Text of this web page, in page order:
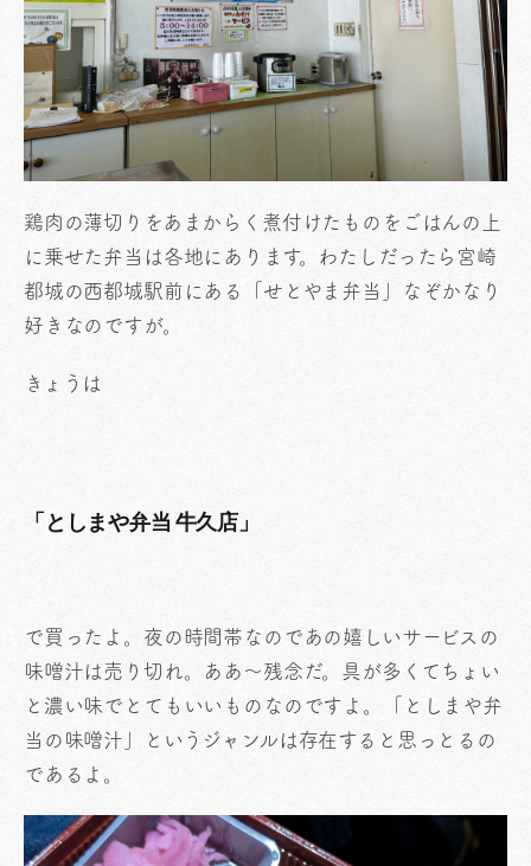
鶏肉の薄切りをあまからく煮付けたものをごはんの上
に乗せた弁当は各地にあります。わたしだったら宮崎
都城の西都城駅前にある「せとやま弁当」なぞかなり
好きなのですが。
きょうは
「としまや弁当 牛久店」
で買ったよ。夜の時間帯なのであの嬉しいサービスの
味噌汁は売り切れ。ああ〜残念だ。具が多くてちょい
と濃い味でとてもいいものなのですよ。「としまや弁
当の味噌汁」というジャンルは存在すると思っとるの
であるよ。